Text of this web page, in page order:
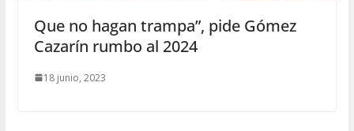
Que no hagan trampa”, pide Gómez
Cazarín rumbo al 2024
18 junio, 2023